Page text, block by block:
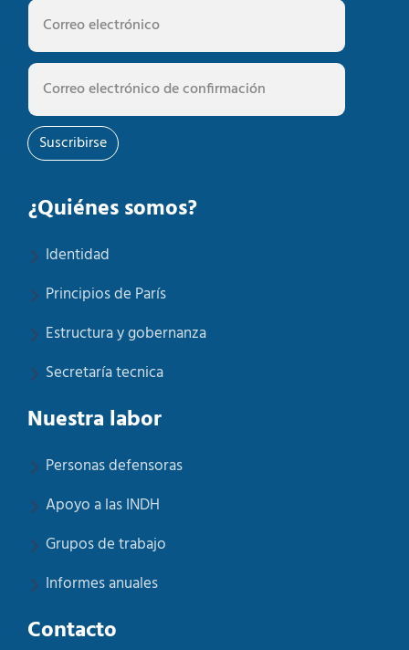
Suscribirse
¿Quiénes somos?
Identidad
Principios de París
Estructura y gobernanza
Secretaría tecnica
Nuestra labor
Personas defensoras
Apoyo a las INDH
Grupos de trabajo
Informes anuales
Contacto